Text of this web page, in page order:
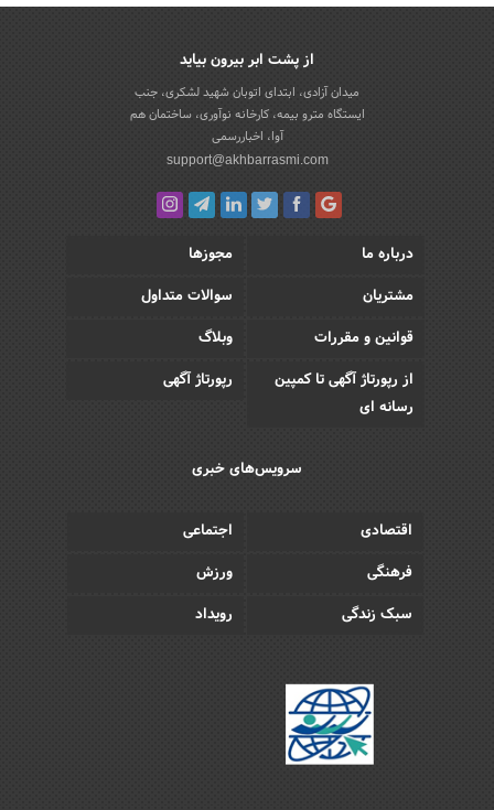
از پشت ابر بیرون بیاید
میدان آزادی، ابتدای اتوبان شهید لشکری، جنب
ایستگاه مترو بیمه، کارخانه نوآوری، ساختمان هم
آوا، اخباررسمی
support@akhbarrasmi.com
درباره ما
مجوزها
مشتریان
سوالات متداول
قوانین و مقررات
وبلاگ
از رپورتاژ آگهی تا کمپین
رسانه ای
رپورتاژ آگهی
سرویس‌های خبری
اقتصادی
اجتماعی
فرهنگی
ورزش
سبک زندگی
رویداد